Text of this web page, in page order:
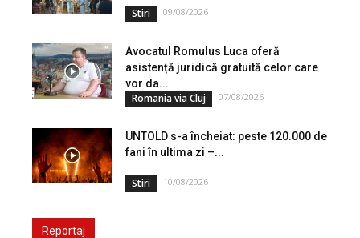
Stiri 09/08/2026
Avocatul Romulus Luca oferă
asistență juridică gratuită celor care
vor da...
Romania via Cluj 07/08/2026
UNTOLD s-a încheiat: peste 120.000 de
fani în ultima zi –...
Stiri 10/08/2026
Reportaj